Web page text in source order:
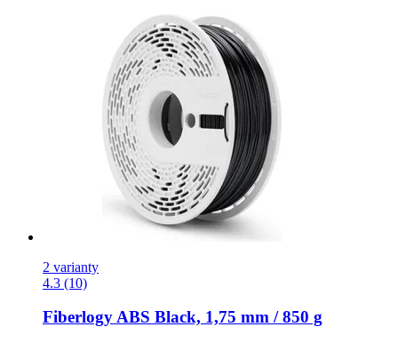
2 varianty
4.3 (10)
FiberlogyABS Black, 1,75 mm / 850 g